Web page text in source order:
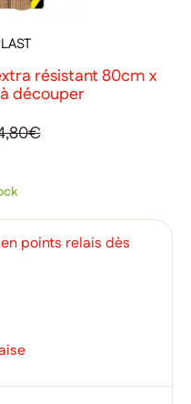
résistant 80cm x
découper
points relais dès